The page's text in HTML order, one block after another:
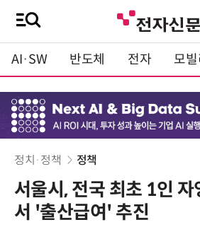
AI·SW 반도체 전자 모빌
정치·정책 정책
서울시, 전국 최초 1인
서 '출산급여' 추진